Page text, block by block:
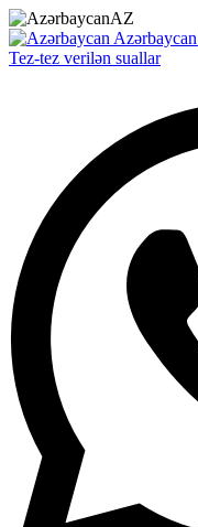
AZ
Azərbaycan
Tez-tez verilən suallar